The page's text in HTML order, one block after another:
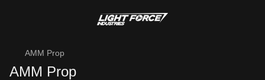
AMM Prop
AMM Prop